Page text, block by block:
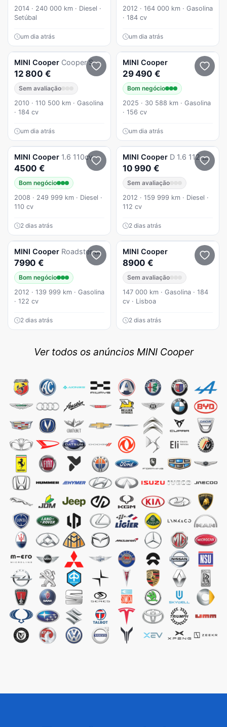
2014 · 240 000 km · Diesel ·
Setúbal
um dia atrás
2012 · 164 000 km · Gasolina
· 184 cv
um dia atrás
MINI Cooper Cooper S
12 800 €
Sem avaliação
2010 · 110 500 km · Gasolina
· 184 cv
um dia atrás
MINI Cooper
29 490 €
Bom negócio
2025 · 30 588 km · Gasolina
· 156 cv
um dia atrás
MINI Cooper 1.6 110cv
4500 €
Bom negócio
2008 · 249 999 km · Diesel ·
110 cv
2 dias atrás
MINI Cooper D 1.6 112 CV Full Extras
10 990 €
Sem avaliação
2012 · 159 999 km · Diesel ·
112 cv
2 dias atrás
MINI Cooper Roadster Coupe Cabrio
7990 €
Bom negócio
2012 · 139 999 km · Gasolina
· 122 cv
2 dias atrás
MINI Cooper
8900 €
Sem avaliação
147 000 km · Gasolina · 184
cv · Lisboa
2 dias atrás
Ver todos os anúncios MINI Cooper